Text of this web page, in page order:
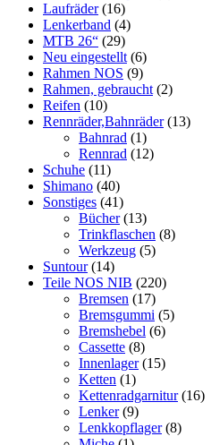
Laufräder (16)
Lenkerband (4)
MTB 26“ (29)
Neu eingestellt (6)
Rahmen NOS (9)
Rahmen, gebraucht (2)
Reifen (10)
Rennräder,Bahnräder (13)
Bahnrad (1)
Rennrad (12)
Schuhe (11)
Shimano (40)
Sonstiges (41)
Bücher (13)
Trinkflaschen (8)
Werkzeug (5)
Suntour (14)
Teile NOS NIB (220)
Bremsen (17)
Bremsgummi (5)
Bremshebel (6)
Cassette (8)
Innenlager (15)
Ketten (1)
Kettenradgarnitur (16)
Lenker (9)
Lenkkopflager (8)